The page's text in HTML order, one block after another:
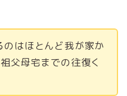
のはほとんど我が家か
父母宅までの往復く